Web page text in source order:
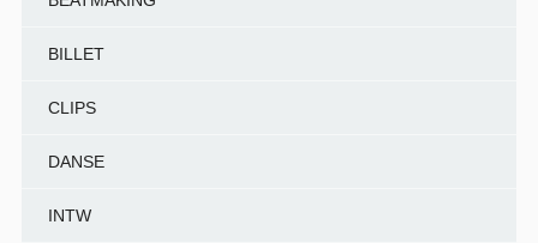
BILLET
CLIPS
DANSE
INTW